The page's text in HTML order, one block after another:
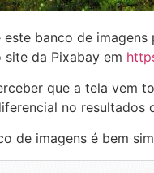
banco de
da Pixabay em
que a tela vem
no resultados
de imagens é bem